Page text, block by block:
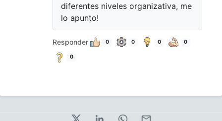
diferentes niveles organizativa, me
lo apunto!
Responder 0 0 0 0
0